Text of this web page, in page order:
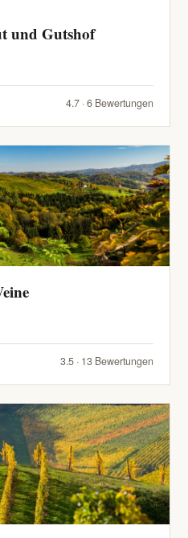
und Gutshof
4.7 · 6 Bewertungen
3.5 · 13 Bewertungen